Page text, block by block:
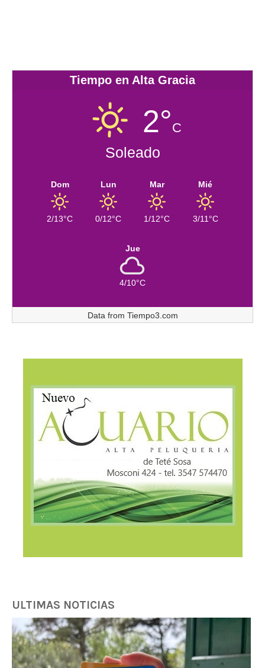
Tiempo en Alta Gracia
2°C
Soleado
Dom
2/13°C
Lun
0/12°C
Mar
1/12°C
Mié
3/11°C
Jue
4/10°C
Data from Tiempo3.com
ULTIMAS NOTICIAS